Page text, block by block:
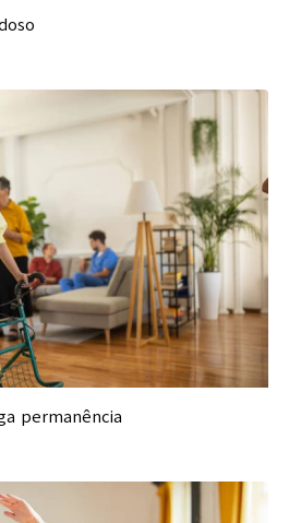
permanência